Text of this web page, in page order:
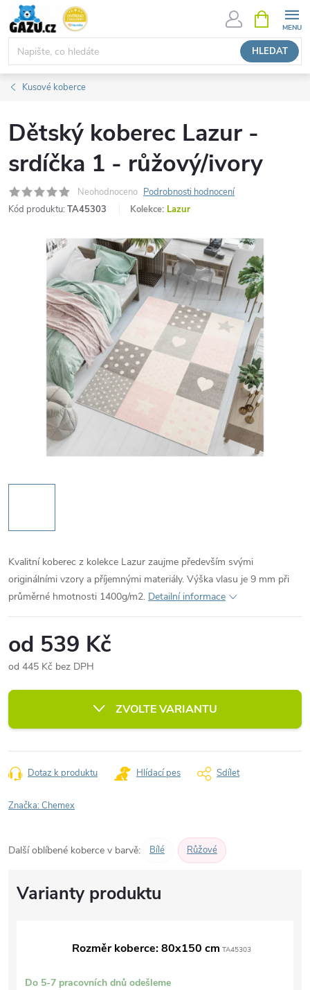
Přejít
obsah
HLEDAT
NÁKUPNÍ
KOŠÍK
Kusové koberce
Dětský koberec Lazur -
srdíčka 1 - růžový/ivory
Neohodnoceno Podrobnosti hodnocení
Kód produktu: TA45303 Kolekce: Lazur
Kvalitní koberec z kolekce Lazur zaujme především svými
originálními vzory a příjemnými materiály. Výška vlasu je 9 mm při
průměrné hmotnosti 1400g/m2. Detailní informace
od 539 Kč
od 445 Kč bez DPH
cena:
ZVOLTE VARIANTU
Dotaz k produktu Hlídací pes Sdílet
Značka:Chemex
Další oblíbené koberce v barvě: Bílé Růžové
Rozměr koberce: 80x150 cm TA45303
Do 5-7 pracovních dnů odešleme